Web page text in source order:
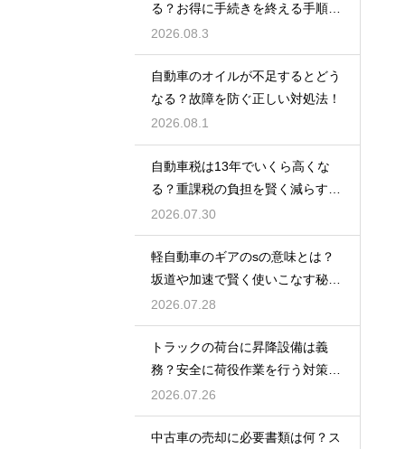
る？お得に手続きを終える手順を
解説
2026.08.3
自動車のオイルが不足するとどう
なる？故障を防ぐ正しい対処法！
2026.08.1
自動車税は13年でいくら高くな
る？重課税の負担を賢く減らす秘
訣
2026.07.30
軽自動車のギアのsの意味とは？
坂道や加速で賢く使いこなす秘
訣！
2026.07.28
トラックの荷台に昇降設備は義
務？安全に荷役作業を行う対策を
紹介
2026.07.26
中古車の売却に必要書類は何？ス